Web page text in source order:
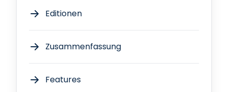
Editionen
Zusammenfassung
Features